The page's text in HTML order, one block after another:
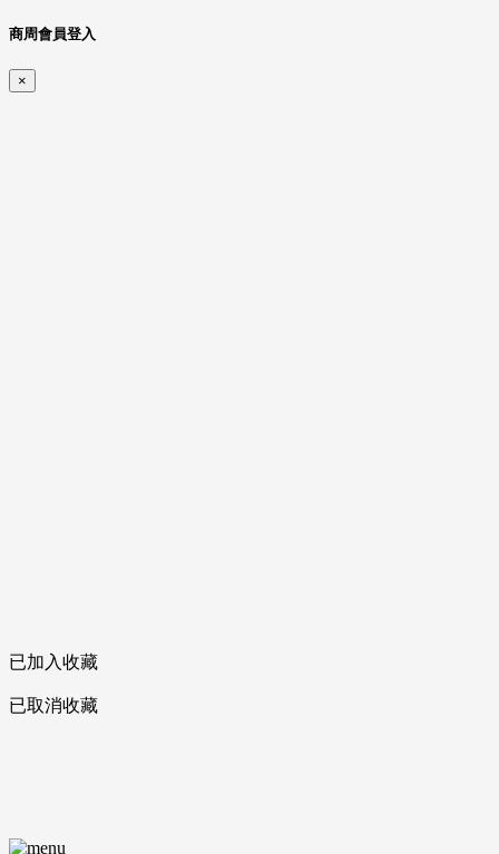
商周會員登入
×
已加入收藏
已取消收藏